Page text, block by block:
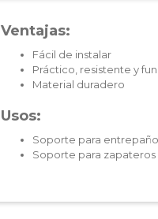
Ventajas:
Fácil de instalar
Práctico, resistente y
Material duradero
Usos:
Soporte para
Soporte para